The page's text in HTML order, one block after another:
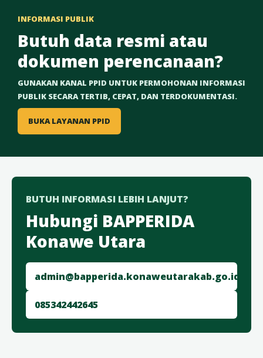
INFORMASI PUBLIK
Butuh data resmi atau
dokumen perencanaan?
GUNAKAN KANAL PPID UNTUK PERMOHONAN INFORMASI
PUBLIK SECARA TERTIB, CEPAT, DAN TERDOKUMENTASI.
BUKA LAYANAN PPID
BUTUH INFORMASI LEBIH LANJUT?
Hubungi BAPPERIDA
Konawe Utara
admin@bapperida.konaweutarakab.go.id
085342442645